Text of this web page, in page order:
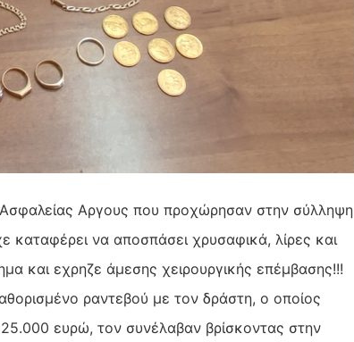
Ασφαλείας Αργους που προχώρησαν στην σύλληψη
καταφέρει να αποσπάσει χρυσαφικά, λίρες και
και εχρηζε άμεσης χειρουργικής επέμβασης!!!
ραντεβού με τον δράστη, ο οποίος
ευρώ, τον συνέλαβαν βρίσκοντας στην